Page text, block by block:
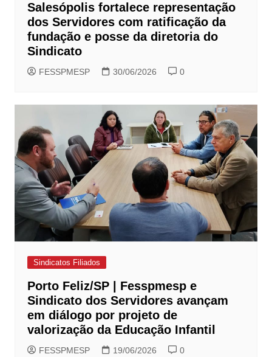
Salesópolis fortalece representação
dos Servidores com ratificação da
fundação e posse da diretoria do
Sindicato
FESSPMESP 30/06/2026 0
Sindicatos Filiados
Porto Feliz/SP | Fesspmesp e
Sindicato dos Servidores avançam
em diálogo por projeto de
valorização da Educação Infantil
FESSPMESP 19/06/2026 0